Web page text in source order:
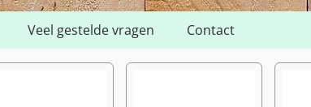
Veel gestelde vragen Contact